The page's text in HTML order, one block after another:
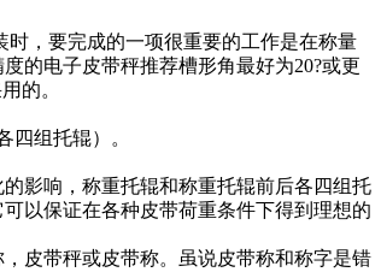
，要完成的一项很重要的工作是在称量
的电子皮带秤推荐槽形角最好为20?或更
的。
组托辊）。
影响，称重托辊和称重托辊前后各四组托
以保证在各种皮带荷重条件下得到理想的
皮带秤或皮带称。虽说皮带称和称字是错